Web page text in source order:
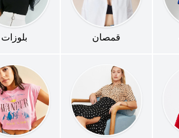
قمصان بلوزات